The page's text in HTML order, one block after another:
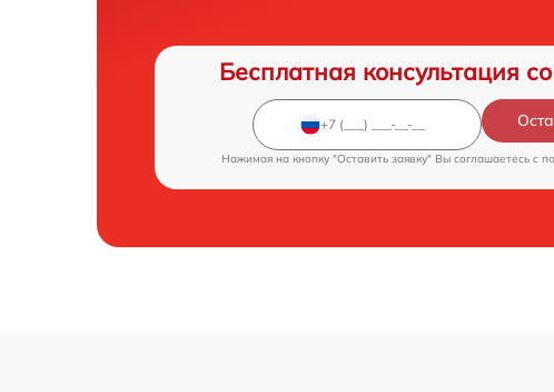
Бесплатная консультация
Нажимая на кнопку "Оставить заявку" Вы соглашаетесь c